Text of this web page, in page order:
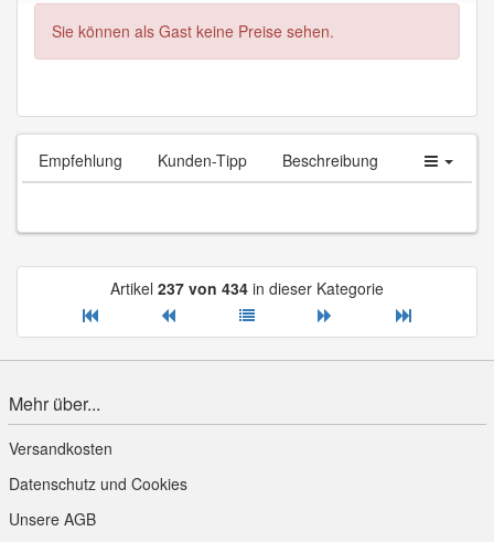
Sie können als Gast keine Preise sehen.
Empfehlung Kunden-Tipp Beschreibung
Artikel 237 von 434 in dieser Kategorie
Mehr über...
Versandkosten
Datenschutz und Cookies
Unsere AGB